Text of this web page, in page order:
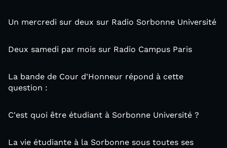
Un mercredi sur deux sur Radio Sorbonne Université
Deux samedi par mois sur Radio Campus Paris
La bande de Cour d'Honneur répond à cette
question :
C'est quoi être étudiant à Sorbonne Université ?
La vie étudiante à la Sorbonne sous toutes ses